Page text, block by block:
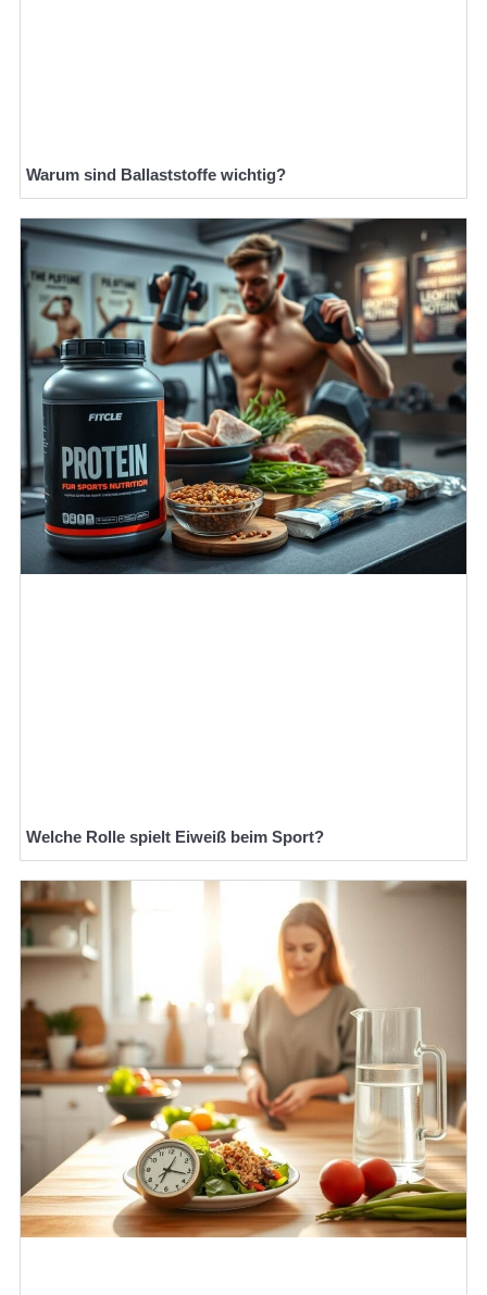
Warum sind Ballaststoffe wichtig?
Welche Rolle spielt Eiweiß beim Sport?